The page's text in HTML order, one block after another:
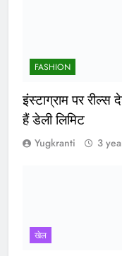
FASHION
इंस्टाग्राम पर
हैं डेली लिमिट
Yugkranti 3
खेल